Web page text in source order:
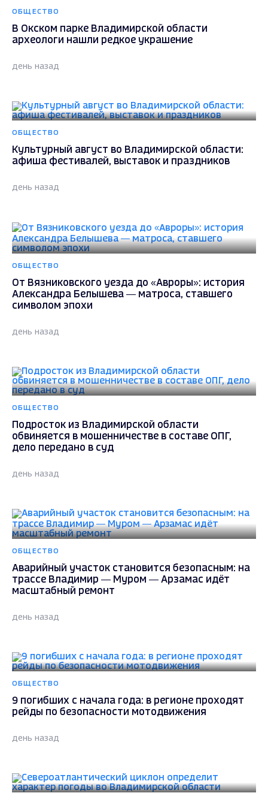
ОБЩЕСТВО
В Окском парке Владимирской области
археологи нашли редкое украшение
день назад
ОБЩЕСТВО
Культурный август во Владимирской области:
афиша фестивалей, выставок и праздников
день назад
ОБЩЕСТВО
От Вязниковского уезда до «Авроры»: история
Александра Белышева — матроса, ставшего
символом эпохи
день назад
ОБЩЕСТВО
Подросток из Владимирской области
обвиняется в мошенничестве в составе ОПГ,
дело передано в суд
день назад
ОБЩЕСТВО
Аварийный участок становится безопасным: на
трассе Владимир — Муром — Арзамас идёт
масштабный ремонт
день назад
ОБЩЕСТВО
9 погибших с начала года: в регионе проходят
рейды по безопасности мотодвижения
день назад